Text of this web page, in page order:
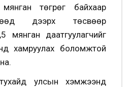
төгрөг байхаар
дээрх төсвөөр
мянган даатгуулагчийг
хамруулах боломжтой
улсын хэмжээнд